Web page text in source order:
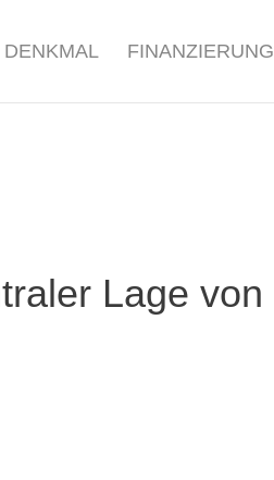
DENKMAL FINANZIERUNG
Lage von